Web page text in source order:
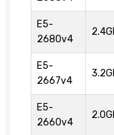
E5-
2680v4
E5-
2667v4
E5-
2660v4